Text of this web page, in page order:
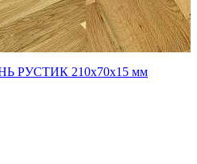
210x70x15 мм